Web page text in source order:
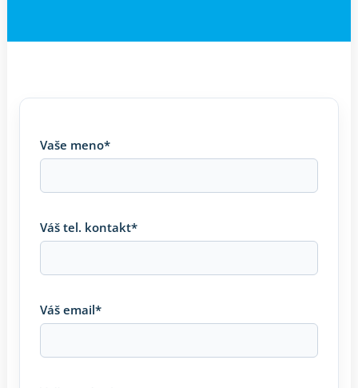
Vaše meno*
Váš tel. kontakt*
Váš email*